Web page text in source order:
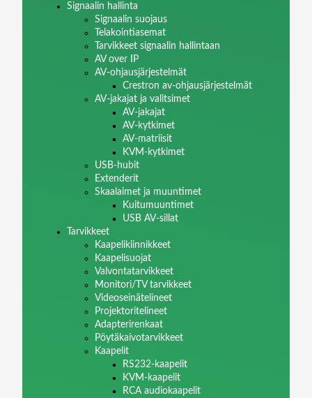
Signaalin hallinta
Signaalin suojaus
Telakointiasemat
Tarvikkeet signaalin hallintaan
AV over IP
AV-ohjausjärjestelmät
Crestron av-ohjausjärjestelmät
AV-jakajat ja valitsimet
AV-jakajat
AV-kytkimet
AV-matriisit
KVM-kytkimet
USB-hubit
Extenderit
Skaalaimet ja muuntimet
Kuitumuuntimet
USB AV-sillat
Tarvikkeet
Kaapelikiinnikkeet
Kaapelisuojat
Valvontatarvikkeet
Monitori/TV tarvikkeet
Videoseinätelineet
Projektoritelineet
Adapterirenkaat
Pöytäkaivotarvikkeet
Kaapelit
RS232-kaapelit
KVM-kaapelit
RCA audiokaapelit